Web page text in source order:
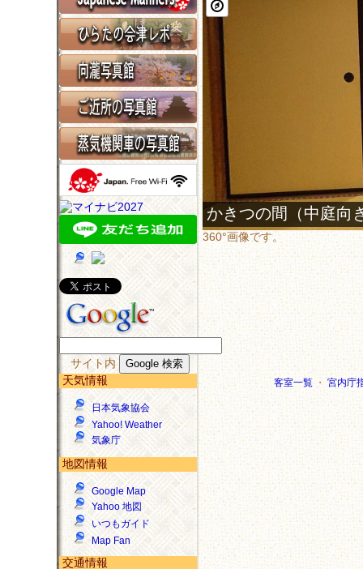
サイト内
天気情報
日本気象協会
Yahoo! Weather
気象庁
地図情報
Google Map
Yahoo 地図
いつもガイド
Map Fan
交通情報
360°画像です。
客室一覧 ・宮内庁